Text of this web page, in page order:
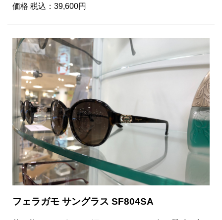
価格 税込：39,600円
フェラガモ サングラス SF804SA